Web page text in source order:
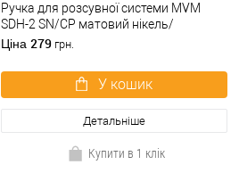
Ручка для розсувної системи MVM
SDH-2 SN/CP матовий нікель/
полірований хром
Ціна 279 грн.
У кошик
Детальніше
Купити в 1 клік